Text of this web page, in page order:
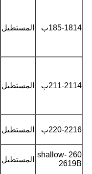
185-1814ب المستطيل
211-2114ب المستطيل
220-2216ب المستطيل
260 shallow-
2619B
المستطيل